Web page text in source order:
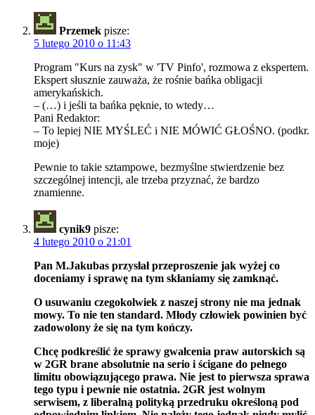
Przemek pisze:
5 lutego 2010 o 11:43
Program "Kurs na zysk" w 'TV Pinfo', rozmowa z ekspertem.
Ekspert słusznie zauważa, że rośnie bańka obligacji
amerykańskich.
– (…) i jeśli ta bańka pęknie, to wtedy…
Pani Redaktor:
– To lepiej NIE MYŚLEĆ i NIE MÓWIĆ GŁOŚNO. (podkr.
moje)
Pewnie to takie sztampowe, bezmyślne stwierdzenie bez
szczególnej intencji, ale trzeba przyznać, że bardzo
znamienne.
cynik9 pisze:
4 lutego 2010 o 21:01
Pan M.Jakubas przysłał przeproszenie jak wyżej co
doceniamy i sprawę na tym skłaniamy się zamknąć.
O usuwaniu czegokolwiek z naszej strony nie ma jednak
mowy. To nie ten standard. Młody człowiek powinien być
zadowolony że się na tym kończy.
Chcę podkreślić że sprawy gwałcenia praw autorskich są
w 2GR brane absolutnie na serio i ścigane do pełnego
limitu obowiązującego prawa. Nie jest to pierwsza sprawa
tego typu i pewnie nie ostatnia. 2GR jest wolnym
serwisem, z liberalną polityką przedruku określoną pod